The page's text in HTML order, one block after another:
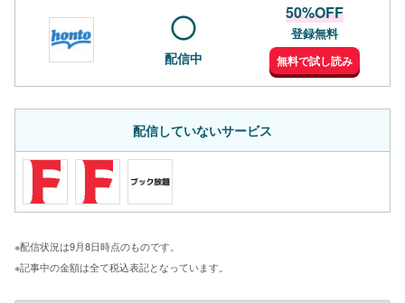
配信中
50%OFF
登録無料
無料で試し読み
配信していないサービス
※配信状況は9月8日時点のものです。
※記事中の金額は全て税込表記となっています。